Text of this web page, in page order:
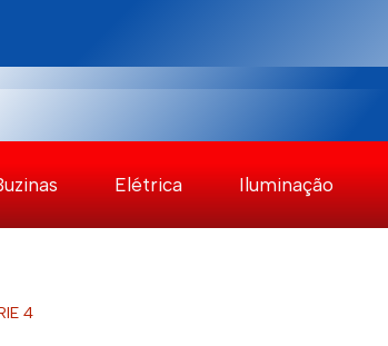
Elétrica Iluminação
4